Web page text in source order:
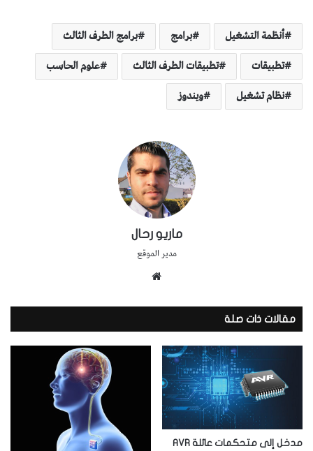
أنظمة التشغيل برامج
برامج الطرف الثالث
تطبيقات
تطبيقات الطرف الثالث
علوم الحاسب
نظام تشغيل
ويندوز
ماريو رحال
مدير الموقع
مقالات ذات صلة
مدخل إلى متحكمات عائلة AVR